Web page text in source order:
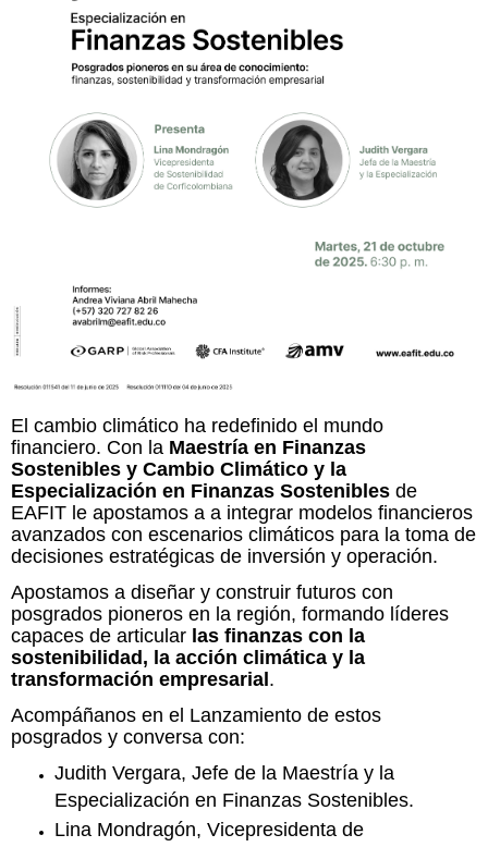
El cambio climático ha redefinido el mundo
financiero. Con la Maestría en Finanzas
Sostenibles y Cambio Climático y la
Especialización en Finanzas Sostenibles de
EAFIT le apostamos a a integrar modelos financieros
avanzados con escenarios climáticos para la toma de
decisiones estratégicas de inversión y operación.
Apostamos a diseñar y construir futuros con
posgrados pioneros en la región, formando líderes
capaces de articular las finanzas con la
sostenibilidad, la acción climática y la
transformación empresarial.
Acompáñanos en el Lanzamiento de estos
posgrados y conversa con:
Judith Vergara, Jefe de la Maestría y la
Especialización en Finanzas Sostenibles.
Lina Mondragón, Vicepresidenta de